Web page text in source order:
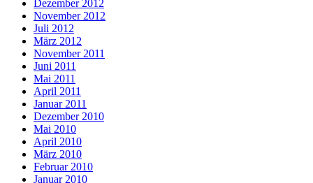
Dezember 2012
November 2012
Juli 2012
März 2012
November 2011
Juni 2011
Mai 2011
April 2011
Januar 2011
Dezember 2010
Mai 2010
April 2010
März 2010
Februar 2010
Januar 2010